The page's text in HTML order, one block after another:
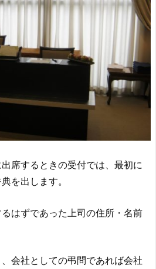
席するときの受付では、最初に
を出します。
はずであった上司の住所・名前
会社としての弔問であれば会社